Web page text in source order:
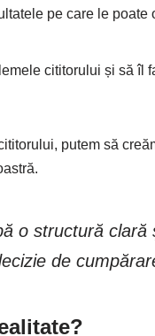
pe care le
cititorului și să îl
putem să
o structură
de